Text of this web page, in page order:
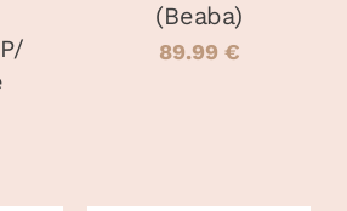
(Beaba)
89.99 €